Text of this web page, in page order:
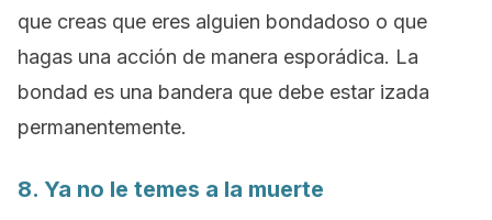
que creas que eres alguien bondadoso o que
hagas una acción de manera esporádica. La
bondad es una bandera que debe estar izada
permanentemente.
8. Ya no le temes a la muerte